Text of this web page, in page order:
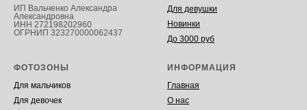
ИП Вальченко Александра
Александровна
ИНН 272198202960
ОГРНИП 323270000062437
Для девушки
Новинки
До 3000 руб
ФОТОЗОНЫ
Для мальчиков
Для девочек
ИНФОРМАЦИЯ
Главная
О нас